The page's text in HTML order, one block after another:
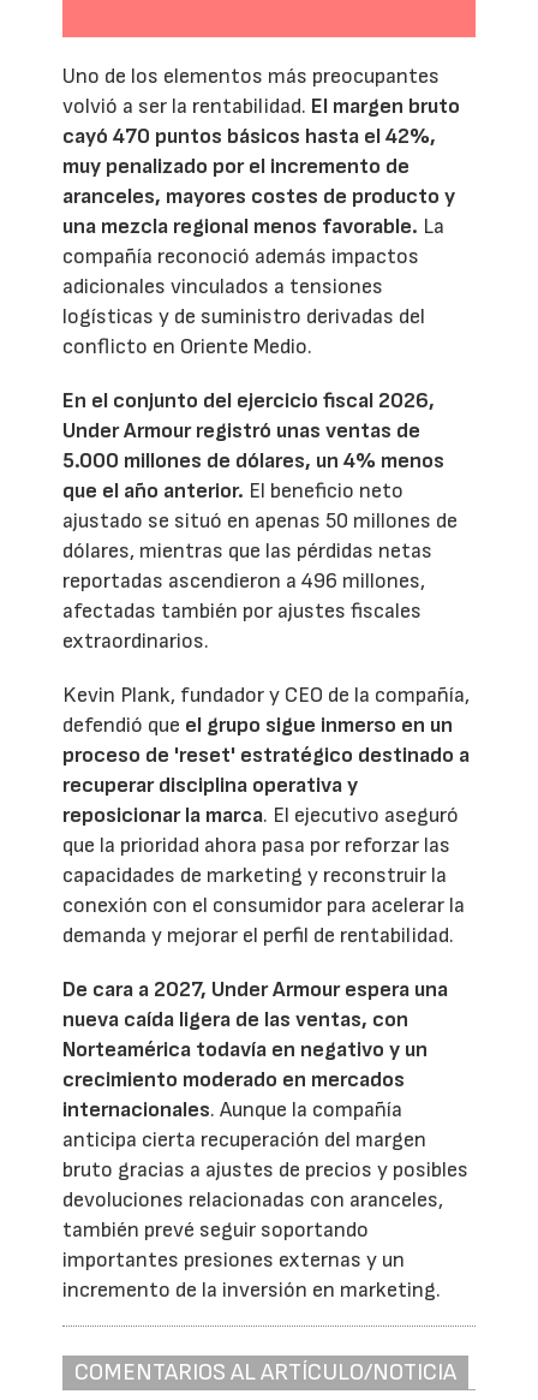
Uno de los elementos más preocupantes
volvió a ser la rentabilidad. El margen bruto
cayó 470 puntos básicos hasta el 42%,
muy penalizado por el incremento de
aranceles, mayores costes de producto y
una mezcla regional menos favorable. La
compañía reconoció además impactos
adicionales vinculados a tensiones
logísticas y de suministro derivadas del
conflicto en Oriente Medio.
En el conjunto del ejercicio fiscal 2026,
Under Armour registró unas ventas de
5.000 millones de dólares, un 4% menos
que el año anterior. El beneficio neto
ajustado se situó en apenas 50 millones de
dólares, mientras que las pérdidas netas
reportadas ascendieron a 496 millones,
afectadas también por ajustes fiscales
extraordinarios.
Kevin Plank, fundador y CEO de la compañía,
defendió que el grupo sigue inmerso en un
proceso de 'reset' estratégico destinado a
recuperar disciplina operativa y
reposicionar la marca. El ejecutivo aseguró
que la prioridad ahora pasa por reforzar las
capacidades de marketing y reconstruir la
conexión con el consumidor para acelerar la
demanda y mejorar el perfil de rentabilidad.
De cara a 2027, Under Armour espera una
nueva caída ligera de las ventas, con
Norteamérica todavía en negativo y un
crecimiento moderado en mercados
internacionales. Aunque la compañía
anticipa cierta recuperación del margen
bruto gracias a ajustes de precios y posibles
devoluciones relacionadas con aranceles,
también prevé seguir soportando
importantes presiones externas y un
incremento de la inversión en marketing.
COMENTARIOS AL ARTÍCULO/NOTICIA